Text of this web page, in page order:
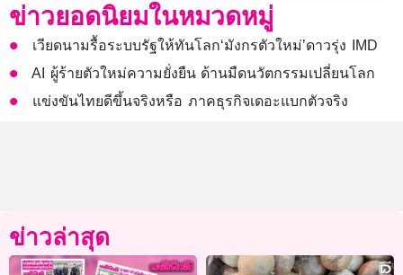
ข่าวยอดนิยมในหมวดหมู่
เวียดนามรื้อระบบรัฐให้ทันโลก‘มังกรตัวใหม่’ดาวรุ่ง IMD
AI ผู้ร้ายตัวใหม่ความยั่งยืน ด้านมืดนวัตกรรมเปลี่ยนโลก
แข่งขันไทยดีขึ้นจริงหรือ ภาคธุรกิจเดอะแบกตัวจริง
ข่าวล่าสุด